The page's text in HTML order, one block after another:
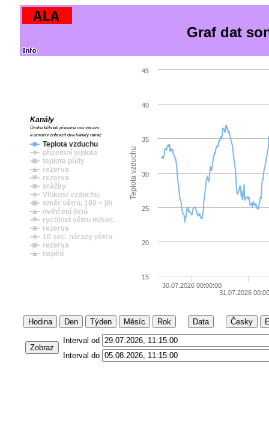
Graf dat
Teplota vzduchu
Teplota vzduchu
přízemní teplota
teplota půdy
rezerva
rezerva
srážky
Vlhkost vzduchu
směr větru, 180 = jih
ovlhčení listů
rychlost větru m/sec.
rezerva
10 sec. nárazy větru
rezerva
napětí
Kanály
Druhé kliknutí přesune osu vpravo
a umožní zobrazit dva kanály naráz
30.07.2026 00:00:00
31.07.2026
15
20
25
30
35
40
45
Hodina Den Týden Měsíc Rok Data Česky
Zobraz
Interval od
Interval do